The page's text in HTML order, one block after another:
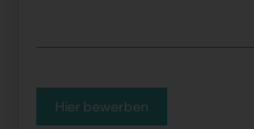
Hier bewerben